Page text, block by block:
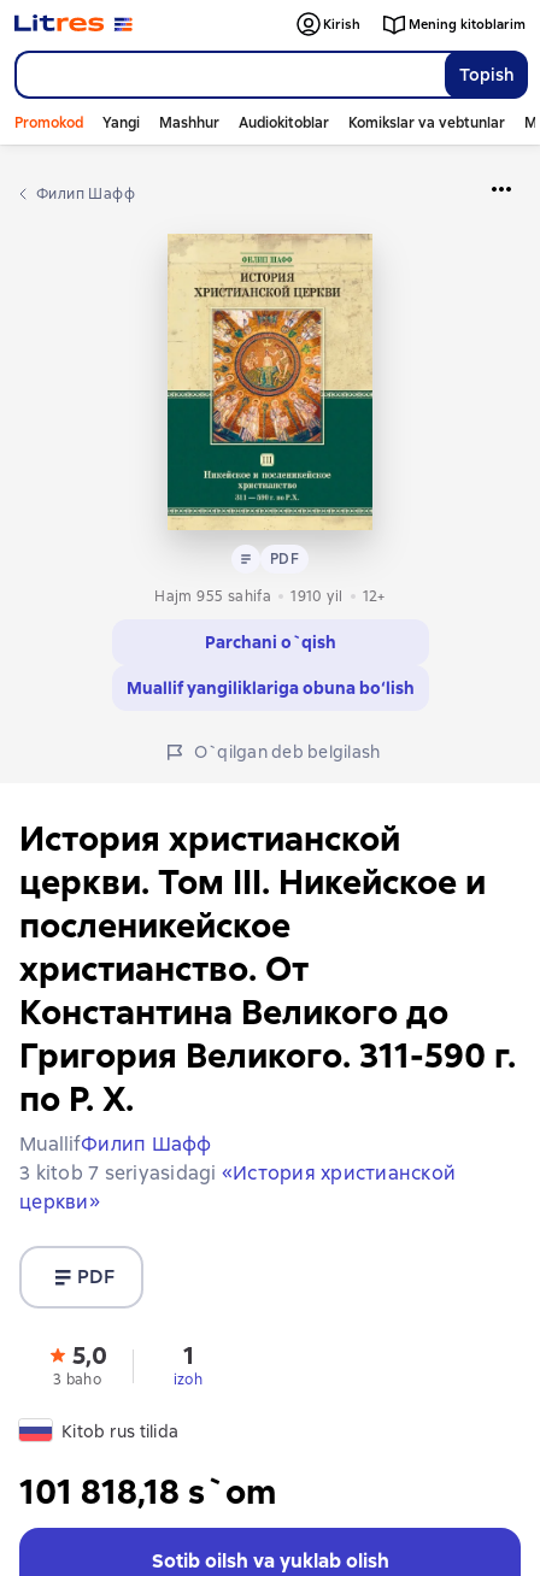
Topish
Kirish Mening kitoblarim
Promokod Yangi Mashhur Audiokitoblar Komikslar va vebtunlar
Филип Шафф
Matn PDF
PDF
Hajm 955 sahifa
1910 yil 12+
Parchani o`qish
Muallif yangiliklariga obuna bo‘lish
O`qilgan deb belgilash
История христианской
церкви. Том III. Никейское и
посленикейское
христианство. От
Константина Великого до
Григория Великого. 311-590 г.
по Р. Х.
MuallifФилип Шафф
3 kitob 7 seriyasidagi «История христианской
церкви»
PDF
5,0
3 baho
1
izoh
Kitob rus tilida
101 818,18 s`om
Sotib oilsh va yuklab olish